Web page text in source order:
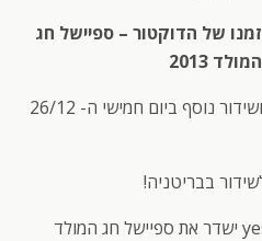
זמנו של הדוקטור – ספיישל חג
המולד 2013
יום רביעי ה- 25/12 ב- 24:20 ושידור נוסף ביום חמישי ה- 26/12
כמיטב המסורת ערוץ yes Action ישדר את ספיישל חג המולד